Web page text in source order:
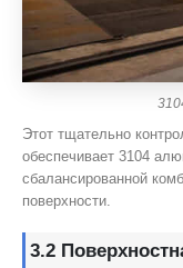
Этот тщательно
обеспечивает 3104
сбалансированной
поверхности.
3.2